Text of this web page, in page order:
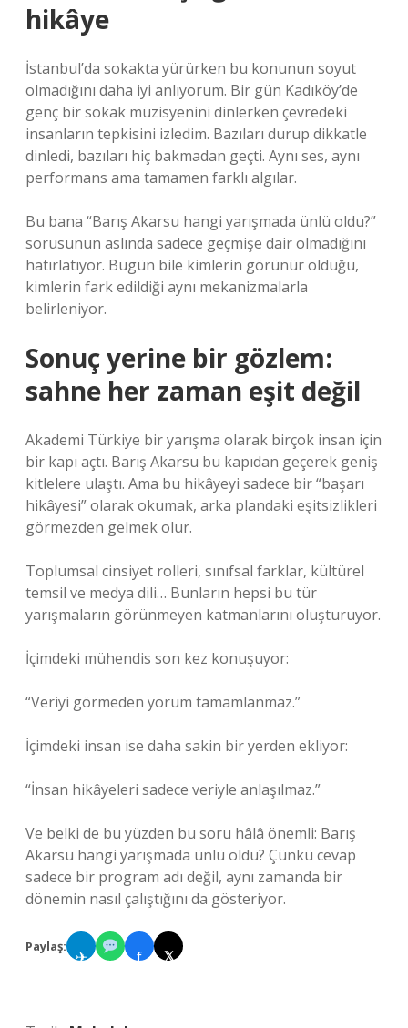
hikâye
İstanbul’da sokakta yürürken bu konunun soyut
olmadığını daha iyi anlıyorum. Bir gün Kadıköy’de
genç bir sokak müzisyenini dinlerken çevredeki
insanların tepkisini izledim. Bazıları durup dikkatle
dinledi, bazıları hiç bakmadan geçti. Aynı ses, aynı
performans ama tamamen farklı algılar.
Bu bana “Barış Akarsu hangi yarışmada ünlü oldu?”
sorusunun aslında sadece geçmişe dair olmadığını
hatırlatıyor. Bugün bile kimlerin görünür olduğu,
kimlerin fark edildiği aynı mekanizmalarla
belirleniyor.
Sonuç yerine bir gözlem:
sahne her zaman eşit değil
Akademi Türkiye bir yarışma olarak birçok insan için
bir kapı açtı. Barış Akarsu bu kapıdan geçerek geniş
kitlelere ulaştı. Ama bu hikâyeyi sadece bir “başarı
hikâyesi” olarak okumak, arka plandaki eşitsizlikleri
görmezden gelmek olur.
Toplumsal cinsiyet rolleri, sınıfsal farklar, kültürel
temsil ve medya dili… Bunların hepsi bu tür
yarışmaların görünmeyen katmanlarını oluşturuyor.
İçimdeki mühendis son kez konuşuyor:
“Veriyi görmeden yorum tamamlanmaz.”
İçimdeki insan ise daha sakin bir yerden ekliyor:
“İnsan hikâyeleri sadece veriyle anlaşılmaz.”
Ve belki de bu yüzden bu soru hâlâ önemli: Barış
Akarsu hangi yarışmada ünlü oldu? Çünkü cevap
sadece bir program adı değil, aynı zamanda bir
dönemin nasıl çalıştığını da gösteriyor.
Paylaş:
✈ f 𝕏